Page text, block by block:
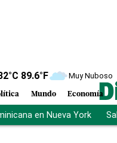
°C 89.6°F Muy Nuboso
Mundo Economía
en Nueva York